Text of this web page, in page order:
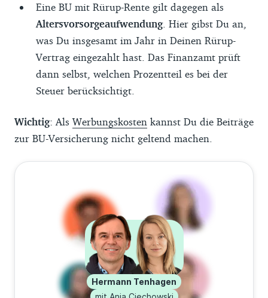
Eine BU mit Rürup-Rente gilt dagegen als
Altersvorsorgeaufwendung. Hier gibst Du an,
was Du insgesamt im Jahr in Deinen Rürup-
Vertrag eingezahlt hast. Das Finanzamt prüft
dann selbst, welchen Prozentteil es bei der
Steuer berücksichtigt.
Wichtig: Als Werbungskosten kannst Du die Beiträge
zur BU-Versicherung nicht geltend machen.
Hermann Tenhagen